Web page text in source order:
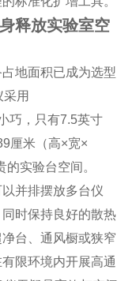
释放实验室空
地面积已成为选型
用
巧，只有7.5英寸
厘米（高×宽×
实验台空间。
并排摆放多台仪
时保持良好的散热
台、通风橱或狭窄
限环境内开展高通